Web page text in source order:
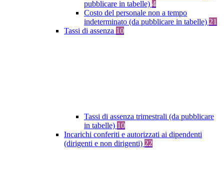
pubblicare in tabelle) 4
Costo del personale non a tempo
indeterminato (da pubblicare in tabelle) 21
Tassi di assenza 10
Tassi di assenza trimestrali (da pubblicare
in tabelle) 10
Incarichi conferiti e autorizzati ai dipendenti
(dirigenti e non dirigenti) 22